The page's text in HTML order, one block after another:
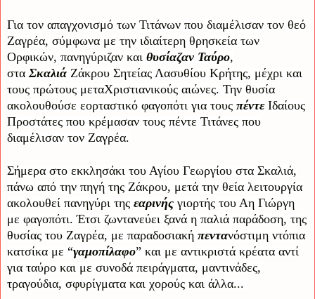
Για τον απαγχονισμό των Τιτάνων που διαμέλισαν τον θεό
Ζαγρέα, σύμφωνα με την ιδιαίτερη θρησκεία των
Ορφικών, πανηγύριζαν και θυσίαζαν Ταύρο,
σταΣκαλιά Ζάκρου Σητείας Λασυθίου Κρήτης, μέχρι και
τους πρώτους μεταΧριστιανικούς αιώνες. Την θυσία
ακολουθούσε εορταστικό φαγοπότι για τους πέντε Ιδαίους
Προστάτες που κρέμασαν τους πέντε Τιτάνες που
διαμέλισαν τον Ζαγρέα.
Σήμερα στο εκκλησάκι του Αγίου Γεωργίου στα Σκαλιά,
πάνω από την πηγή της Ζάκρου, μετά την θεία λειτουργία
ακολουθεί πανηγύρι της εαρινής γιορτής του Αη Γιώργη
με φαγοπότι. Έτσι ζωντανεύει ξανά η παλιά παράδοση, της
θυσίας του Ζαγρέα, με παραδοσιακή πεντανόστιμη ντόπια
κατσίκα με “γαμοπίλαφο” και με αντικριστά κρέατα αντί
για ταύρο και με συνοδά πειράγματα, μαντινάδες,
τραγούδια, σφυρίγματα και χορούς και άλλα...